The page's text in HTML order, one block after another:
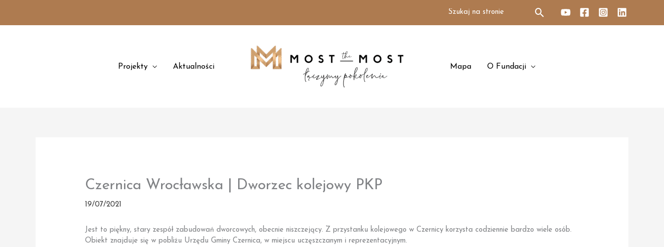
treści
for:
Projekty Aktualności Mapa O Fundacji
Czernica Wrocławska | Dworzec kolejowy PKP
19/07/2021
Jest to piękny, stary zespół zabudowań dworcowych, obecnie niszczejący. Z przystanku kolejowego w Czernicy korzysta codziennie bardzo wiele osób.
Obiekt znajduje się w pobliżu Urzędu Gminy Czernica, w miejscu uczęszczanym i reprezentacyjnym.